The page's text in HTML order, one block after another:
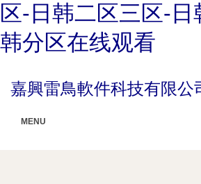
区-日韩二区三区-日
韩分区在线观看
嘉興雷鳥軟件科技有限公
MENU